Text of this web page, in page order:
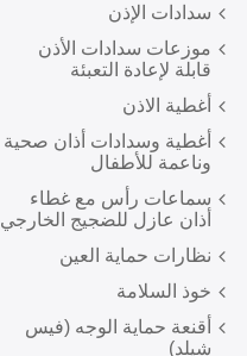
سدادات الإذن
موزعات سدادات الأذن
قابلة لإعادة التعبئة
أغطية الاذن
أغطية وسدادات أذان صحية
وناعمة للأطفال
سماعات رأس مع غطاء
أذان عازل للضجيج الخارجي
نظارات حماية العين
خوذ السلامة
أقنعة حماية الوجه (فيس
شيلد)